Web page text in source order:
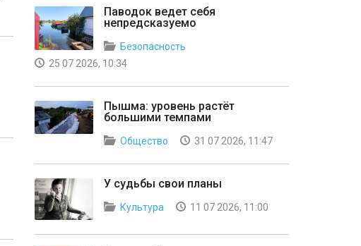
Паводок ведет себя
непредсказуемо
Безопасность
25 07 2026, 10:34
Пышма: уровень растёт
большими темпами
Общество 31 07 2026, 11:47
У судьбы свои планы
Культура 11 07 2026, 11:00